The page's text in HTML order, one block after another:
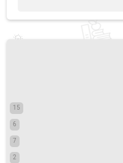
15
6
7
2